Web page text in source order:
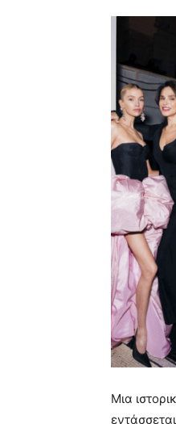
Μια